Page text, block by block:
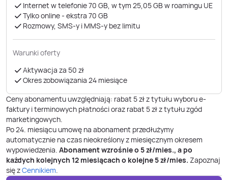
Internet w telefonie 70 GB, w tym 25,05 GB w roamingu UE
Tylko online - ekstra 70 GB
Rozmowy, SMS-y i MMS-y bez limitu
Warunki oferty
Aktywacja za 50 zł
Okres zobowiązania 24 miesiące
Ceny abonamentu uwzględniają: rabat 5 zł z tytułu wyboru e-
faktury i terminowych płatności oraz rabat 5 zł z tytułu zgód
marketingowych.
Po24. miesiącu umowę na abonament przedłużymy
automatycznie na czas nieokreślony z miesięcznym okresem
wypowiedzenia. Abonament wzrośnie o 5zł/mies., a po
każdych kolejnych 12 miesiącach o kolejne5zł/mies. Zapoznaj
się zCennikiem.